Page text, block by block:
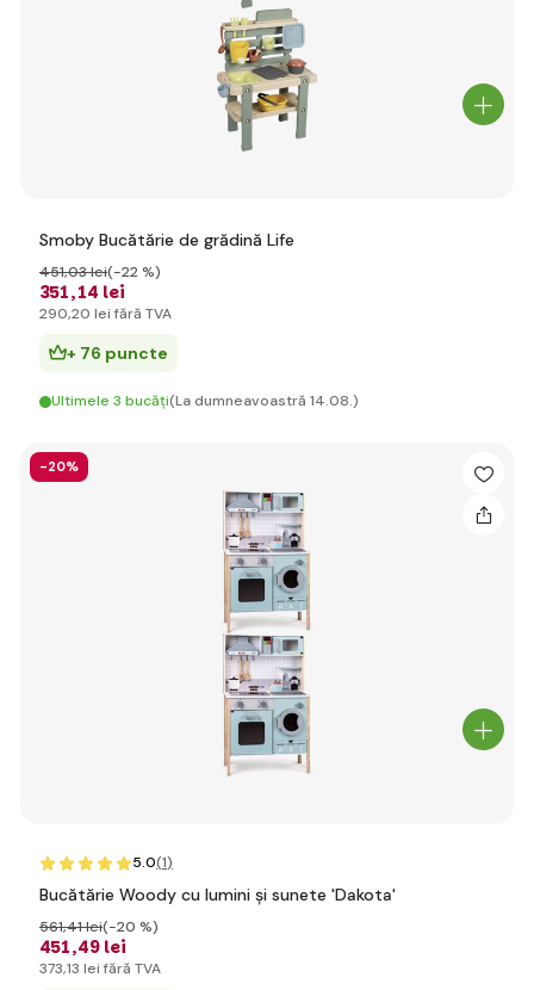
Smoby Bucătărie de grădină Life
351,14 lei
451,03 lei(-22 %)
290,20 lei fără TVA
+ 76 puncte
Ultimele 3 bucăți(La dumneavoastră 14.08.)
-20%
5.0(1)
Bucătărie Woody cu lumini și sunete 'Dakota'
451,49 lei
561,41 lei(-20 %)
373,13 lei fără TVA